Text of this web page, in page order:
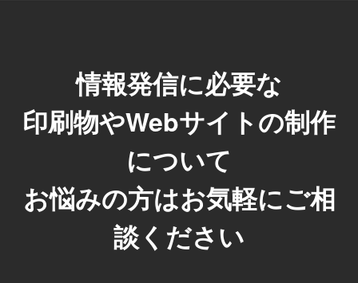
情報発信に必要な
印刷物やWebサイトの制作
について
お悩みの方はお気軽にご相
談ください